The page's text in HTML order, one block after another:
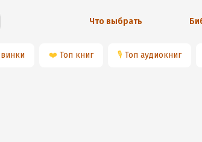
Что выбрать
❤️ Топ книг 🎙 Топ аудиокниг